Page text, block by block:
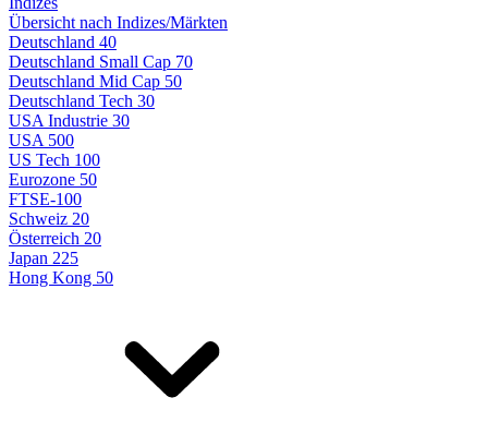
Übersicht nach Indizes/Märkten
Deutschland 40
Deutschland Small Cap 70
Deutschland Mid Cap 50
Deutschland Tech 30
USA Industrie 30
USA 500
US Tech 100
Eurozone 50
FTSE-100
Schweiz 20
Österreich 20
Japan 225
Hong Kong 50